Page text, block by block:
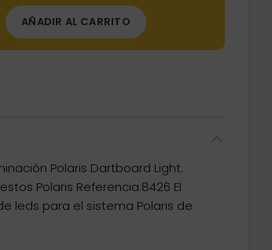
Light Polaris Winmau Darts Leds 8426 cantidad
AÑADIR AL CARRITO
Polaris Dartboard Light.
Polaris Referencia:8426 El
leds para el sistema Polaris de